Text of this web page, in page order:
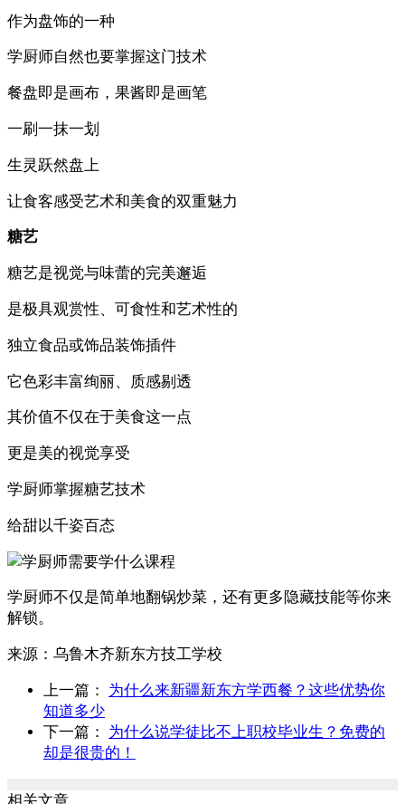
作为盘饰的一种
学厨师自然也要掌握这门技术
餐盘即是画布，果酱即是画笔
一刷一抹一划
生灵跃然盘上
让食客感受艺术和美食的双重魅力
糖艺
糖艺是视觉与味蕾的完美邂逅
是极具观赏性、可食性和艺术性的
独立食品或饰品装饰插件
它色彩丰富绚丽、质感剔透
其价值不仅在于美食这一点
更是美的视觉享受
学厨师掌握糖艺技术
给甜以千姿百态
学厨师不仅是简单地翻锅炒菜，还有更多隐藏技能等你来
解锁。
来源： 乌鲁木齐新东方技工学校
上一篇： 为什么来新疆新东方学西餐？这些优势你
知道多少
下一篇： 为什么说学徒比不上职校毕业生？免费的
却是很贵的！